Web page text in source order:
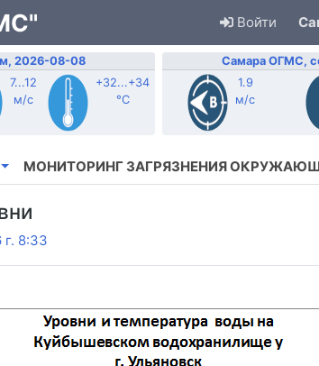
Войти
2026-08-08
7...12
м/с
+32...+34
°C
Самара ОГМС,
1.9
м/с
МОНИТОРИНГ ЗАГРЯЗНЕНИЯ
г. 8:33